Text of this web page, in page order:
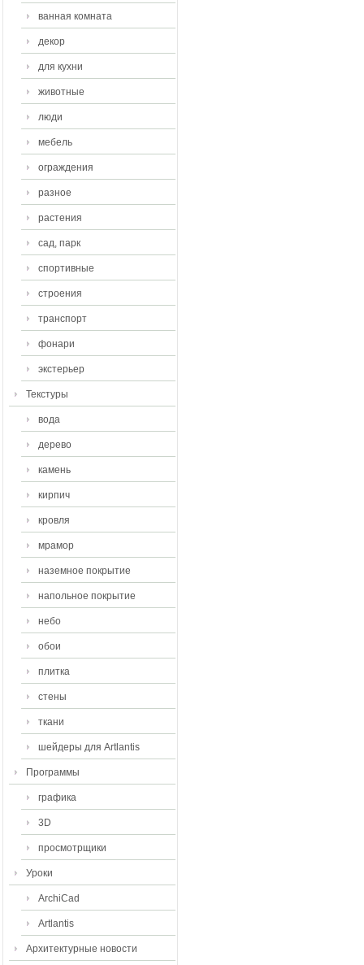
ванная комната
декор
для кухни
животные
люди
мебель
ограждения
разное
растения
сад, парк
спортивные
строения
транспорт
фонари
экстерьер
Текстуры
вода
дерево
камень
кирпич
кровля
мрамор
наземное покрытие
напольное покрытие
небо
обои
плитка
стены
ткани
шейдеры для Artlantis
Программы
графика
3D
просмотрщики
Уроки
ArchiCad
Artlantis
Архитектурные новости